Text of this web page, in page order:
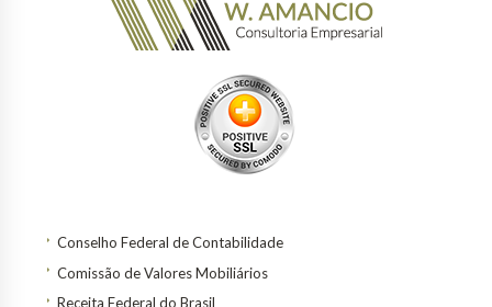
Conselho Federal de Contabilidade
Comissão de Valores Mobiliários
Receita Federal do Brasil